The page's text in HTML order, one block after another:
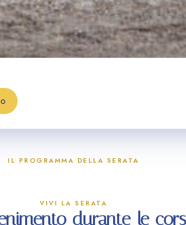
IL PROGRAMMA DELLA SERATA
VIVI LA SERATA
durante le